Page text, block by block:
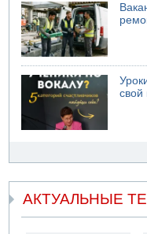
свой
АКТУАЛЬНЫЕ